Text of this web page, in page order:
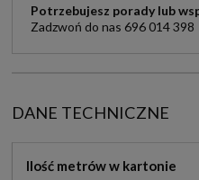
Potrzebujesz porady lub
Zadzwoń do nas 696 014 398
DANE TECHNICZNE
Ilość metrów w kartonie